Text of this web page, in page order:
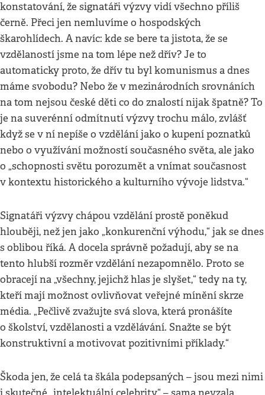
konstatování, že signatáři výzvy vidí všechno příliš
černě. Přeci jen nemluvíme o hospodských
škarohlídech. A navíc: kde se bere ta jistota, že se
vzdělaností jsme na tom lépe než dřív? Je to
automaticky proto, že dřív tu byl komunismus a dnes
máme svobodu? Nebo že v mezinárodních srovnáních
na tom nejsou české děti co do znalostí nijak špatně? To
je na suverénní odmítnutí výzvy trochu málo, zvlášť
když se v ní nepíše o vzdělání jako o kupení poznatků
nebo o využívání možností současného světa, ale jako
o „schopnosti světu porozumět a vnímat současnost
v kontextu historického a kulturního vývoje lidstva.“
Signatáři výzvy chápou vzdělání prostě poněkud
hlouběji, než jen jako „konkurenční výhodu,“ jak se dnes
s oblibou říká. A docela správně požadují, aby se na
tento hlubší rozměr vzdělání nezapomnělo. Proto se
obracejí na „všechny, jejichž hlas je slyšet,“ tedy na ty,
kteří mají možnost ovlivňovat veřejné mínění skrze
média. „Pečlivě zvažujte svá slova, která pronášíte
o školství, vzdělanosti a vzdělávání. Snažte se být
konstruktivní a motivovat pozitivními příklady.“
Škoda jen, že celá ta škála podepsaných – jsou mezi nimi